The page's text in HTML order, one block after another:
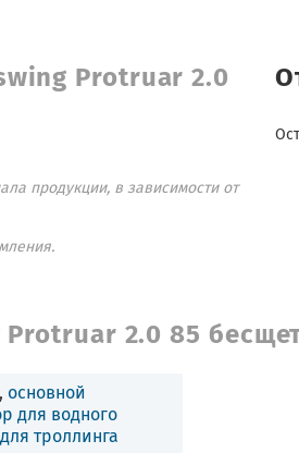
Protruar 2.0
продукции, в зависимости от
2.0 85
, основной
для водного
троллинга